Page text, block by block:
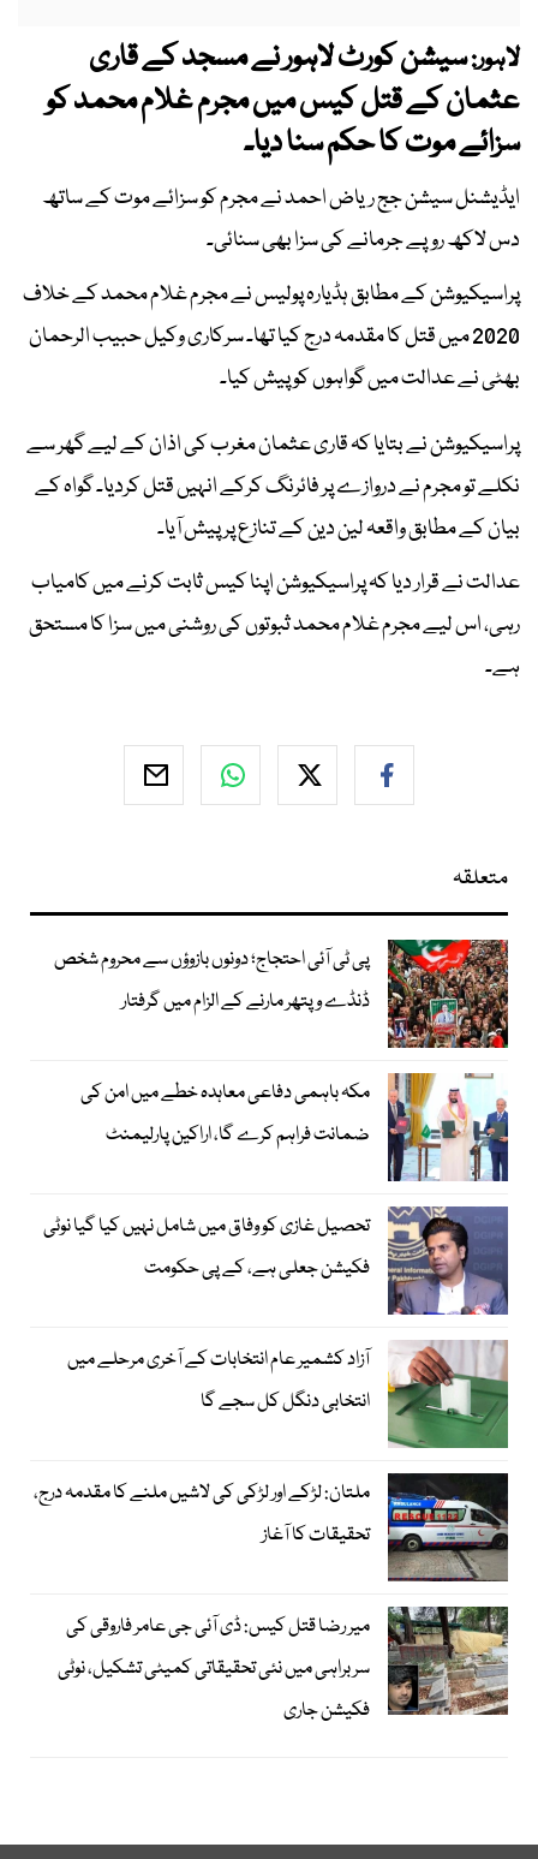
لاہور:سیشن کورٹ لاہور نے مسجد کے قاری
عثمان کے قتل کیس میں مجرم غلام محمد کو
سزائے موت کا حکم سنا دیا۔
ایڈیشنل سیشن جج ریاض احمد نے مجرم کو سزائے موت کے ساتھ
دس لاکھ روپے جرمانے کی سزا بھی سنائی۔
پراسیکیوشن کے مطابق ہڈیارہ پولیس نے مجرم غلام محمد کے خلاف
2020 میں قتل کا مقدمہ درج کیا تھا۔ سرکاری وکیل حبیب الرحمان
بھٹی نے عدالت میں گواہوں کو پیش کیا۔
پراسیکیوشن نے بتایا کہ قاری عثمان مغرب کی اذان کے لیے گھر سے
نکلے تو مجرم نے دروازے پر فائرنگ کرکے انہیں قتل کردیا۔ گواہ کے
بیان کے مطابق واقعہ لین دین کے تنازع پر پیش آیا۔
عدالت نے قرار دیا کہ پراسیکیوشن اپنا کیس ثابت کرنے میں کامیاب
رہی، اس لیے مجرم غلام محمد ثبوتوں کی روشنی میں سزا کا مستحق
ہے۔
متعلقہ
پی ٹی آئی احتجاج؛ دونوں بازوؤں سے محروم شخص
ڈنڈے و پتھر مارنے کے الزام میں گرفتار
مکہ باہمی دفاعی معاہدہ خطے میں امن کی
ضمانت فراہم کرے گا، اراکین پارلیمنٹ
تحصیل غازی کو وفاق میں شامل نہیں کیا گیا نوٹی
فکیشن جعلی ہے، کے پی حکومت
آزاد کشمیر عام انتخابات کے آخری مرحلے میں
انتخابی دنگل کل سجے گا
ملتان: لڑکے اور لڑکی کی لاشیں ملنے کا مقدمہ درج،
تحقیقات کا آغاز
میر رضا قتل کیس: ڈی آئی جی عامر فاروقی کی
سربراہی میں نئی تحقیقاتی کمیٹی تشکیل، نوٹی
فکیشن جاری